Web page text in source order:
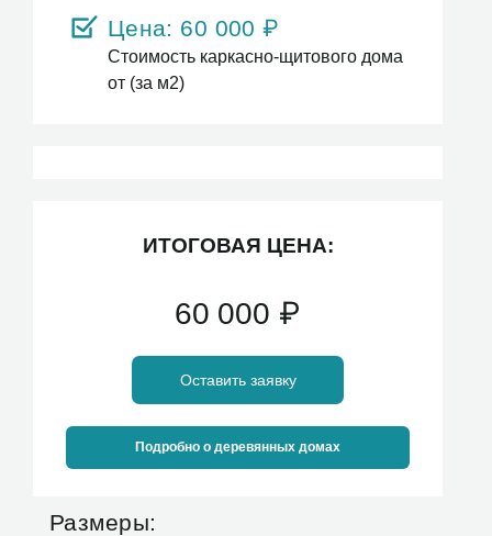
Цена: 60 000 ₽
Стоимость каркасно-щитового дома
от (за м2)
ИТОГОВАЯ ЦЕНА:
60 000 ₽
Оставить заявку
Подробно о деревянных домах
Размеры: